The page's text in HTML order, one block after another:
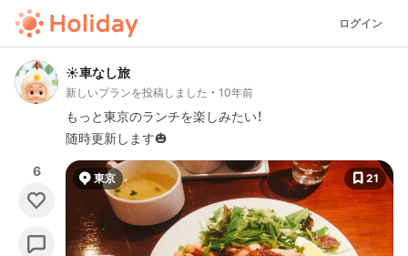
ログイン
☀️車なし旅
新しいプランを投稿しました 10年前
もっと東京のランチを楽しみたい！
随時更新します🎃
6 東京 21